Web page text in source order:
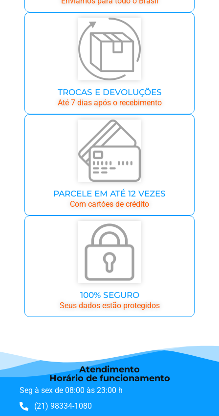
TROCAS E DEVOLUÇÕES
Até 7 dias após o recebimento
PARCELE EM ATÉ 12 VEZES
Com cartóes de crédito
100% SEGURO
Seus dados estão protegidos
Atendimento
Horário de funcionamento
Seg à sex de 08:00 às 23:00 h
(21) 98334-1080